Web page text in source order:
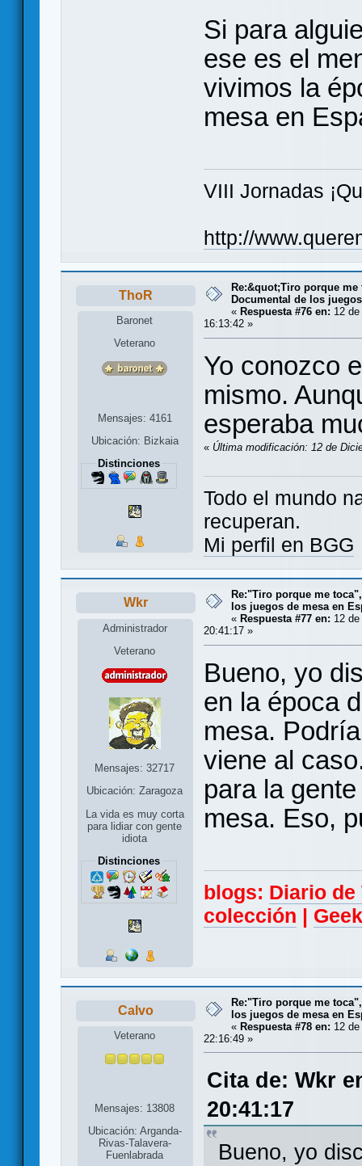
Si para
ese es el
vivimos la
mesa en
VIII Jornadas
http://
ThoR
Baronet
Veterano
Mensajes: 4161
Ubicación: Bizkaia
Distinciones
Re:&quot;Tiro porque
Documental de los
« Respuesta #76 en: 12
16:13:42 »
Yo conozco
mismo.
esperaba
« Última modificación: 12 de
Todo el mundo
recuperan.
Mi perfil en BGG
Wkr
Administrador
Veterano
Mensajes: 32717
Ubicación: Zaragoza
La vida es muy corta
para lidiar con gente
idiota
Distinciones
Re:"Tiro porque me
los juegos de mesa en
« Respuesta #77 en: 12
20:41:17 »
Bueno, yo
en la época
mesa.
viene al
para la
mesa. Eso,
blogs: Diario
colección
Calvo
Veterano
Mensajes: 13808
Ubicación: Arganda-
Rivas-Talavera-
Fuenlabrada
Re:"Tiro porque me
los juegos de mesa en
« Respuesta #78 en: 12
22:16:49 »
Cita de: Wkr
20:41:17
Bueno, yo